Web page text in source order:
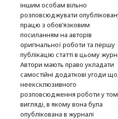
іншим особам вільно
розповсюджувати
працю з обов’язковим
посиланням на авторів
оригінальної роботи та першу
публікацію статті в цьому
Автори мають право укладати
самостійні додаткові угоди
неексклюзивного
розповсюдження роботи у
вигляді, в якому вона була
опублікована в журналі